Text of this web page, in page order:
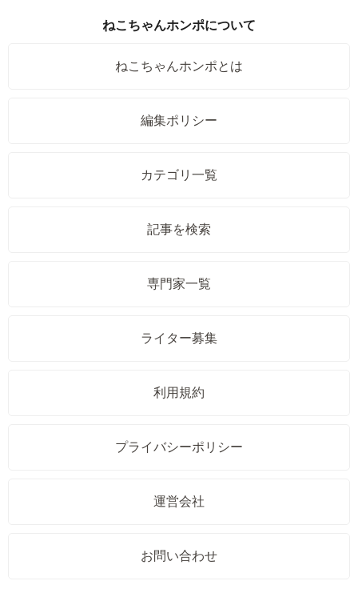
ねこちゃんホンポについて
ねこちゃんホンポとは
編集ポリシー
カテゴリ一覧
記事を検索
専門家一覧
ライター募集
利用規約
プライバシーポリシー
運営会社
お問い合わせ